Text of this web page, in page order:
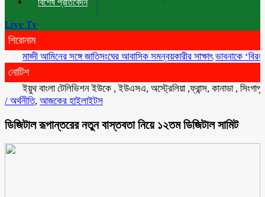
বিশেষ প্রতিবেদন
Live Tv
শিরোনাম
আমিনের সঙ্গে জাতিসংঘের আবাসিক সমন্বয়কারীর সাক্ষাৎ ভাবনাকে ‘বিরল
নোটিশ
বাংলা টেলিভিশন ইউকে , ইউএসএ, অস্ট্রেলিয়া ,ফ্রান্স, কানাডা , সিংগাপুর ,
/ অর্থনীতি, আজকের হাইলাইটস
ডিজিটাল রূপান্তরের নতুন বাস্তবতা নিয়ে ১২তম ডিজিটাল সামিট